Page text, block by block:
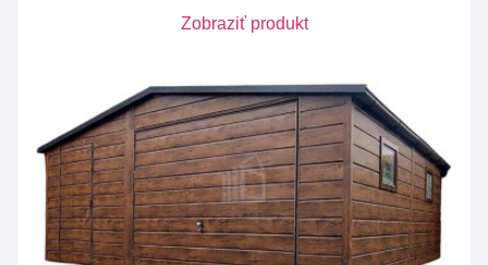
Zobraziť produkt